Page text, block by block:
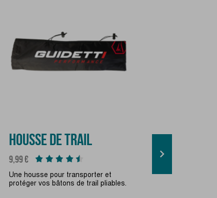
HOUSSE DE TRAIL
Prix
9,99 €
Une housse pour transporter et
protéger vos bâtons de trail pliables.
